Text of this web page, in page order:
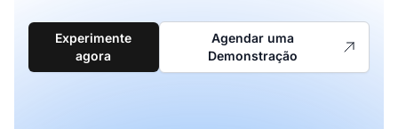
Experimente
agora
Agendar uma
Demonstração